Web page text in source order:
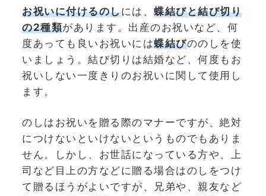
お祝いに付けるのしには、 蝶結びと結び切り
の2種類があります。出産のお祝いなど、何
度あっても良いお祝いには蝶結びののしを使
いましょう。結び切りは結婚など、何度もお
祝いしない一度きりのお祝いに関して使用し
ます。
のしはお祝いを贈る際のマナーですが、絶対
につけないといけないというものでもありま
せん。しかし、お世話になっている方や、上
司など目上の方などに贈る場合はのしをつけ
て贈るほうがよいですが、兄弟や、親友など